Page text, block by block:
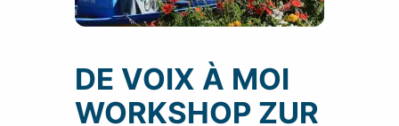
DE VOIX À MOI
WORKSHOP ZUR